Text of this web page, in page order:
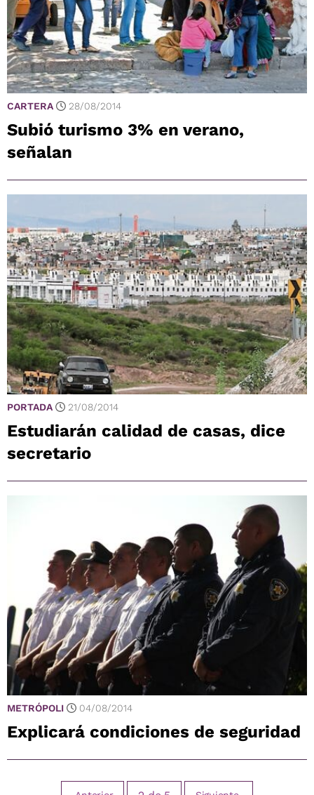
CARTERA 28/08/2014
Subió turismo 3% en verano,
señalan
PORTADA 21/08/2014
Estudiarán calidad de casas, dice
secretario
METRÓPOLI 04/08/2014
Explicará condiciones de seguridad